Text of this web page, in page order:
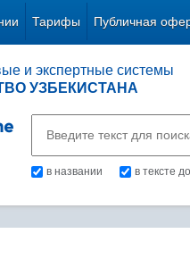
Тарифы Публичная
и экспертные системы
УЗБЕКИСТАНА
в названии в тексте